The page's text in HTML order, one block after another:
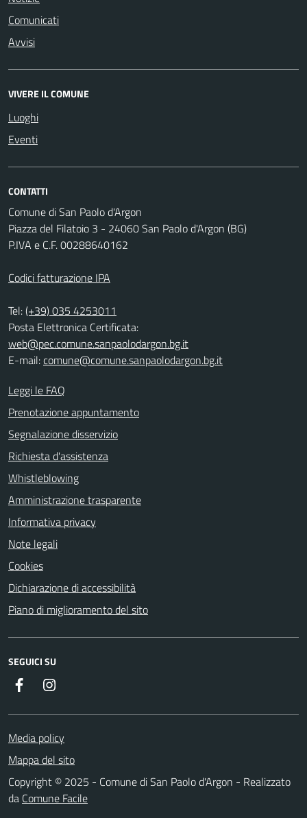
Comunicati
Avvisi
VIVERE IL COMUNE
Luoghi
Eventi
CONTATTI
Comune di San Paolo d'Argon
Piazza del Filatoio 3 - 24060 San Paolo d'Argon (BG)
P.IVA e C.F. 00288640162
Codici fatturazione IPA
Tel:(+39) 035 4253011
Posta Elettronica Certificata:
web@pec.comune.sanpaolodargon.bg.it
E-mail:comune@comune.sanpaolodargon.bg.it
Leggi le FAQ
Prenotazione appuntamento
Segnalazione disservizio
Richiesta d'assistenza
Whistleblowing
Amministrazione trasparente
Informativa privacy
Note legali
Cookies
Dichiarazione di accessibilità
Piano di miglioramento del sito
SEGUICI SU
Facebook
Media policy
Mappa del sito
Copyright © 2025 - Comune di San Paolo d'Argon - Realizzato
da Comune Facile